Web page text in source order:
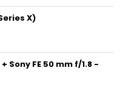
X)
+ Sony FE 50 mm f/1.8 -